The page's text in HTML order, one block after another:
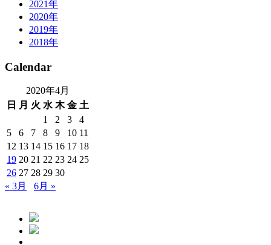
2021年
2020年
2019年
2018年
Calendar
2020年4月
日 月 火 水 木 金 土
1
2 3
4
5
6 7 8 9 10 11
12 13 14 15 16 17 18
19 20 21 22 23 24 25
26 27 28 29 30
« 3月
6月 »